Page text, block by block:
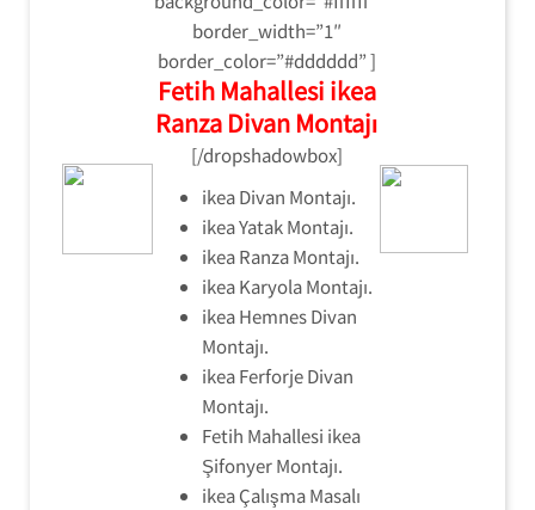
border_width=”1″
border_color=”#dddddd” ]
Fetih Mahallesi ikea
Ranza Divan Montajı
[/dropshadowbox]
ikea Divan Montajı.
ikea Yatak Montajı.
ikea Ranza Montajı.
ikea Karyola Montajı.
ikea Hemnes Divan
Montajı.
ikea Ferforje Divan
Montajı.
Fetih Mahallesi ikea
Şifonyer Montajı.
ikea Çalışma Masalı